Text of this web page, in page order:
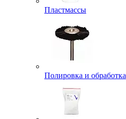
Пластмассы
Полировка и обработка